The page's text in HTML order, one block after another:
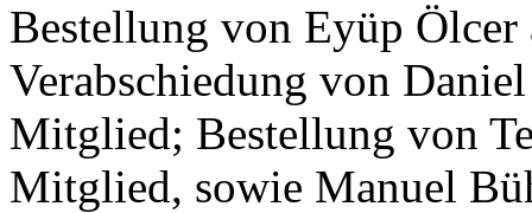
Bestellung von Eyüp
Verabschiedung von
Mitglied; Bestellung von
Mitglied, sowie Manuel